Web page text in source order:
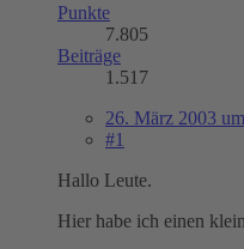
Punkte
7.805
Beiträge
1.517
26. März 2003
#1
Hallo Leute.
Hier habe ich einen